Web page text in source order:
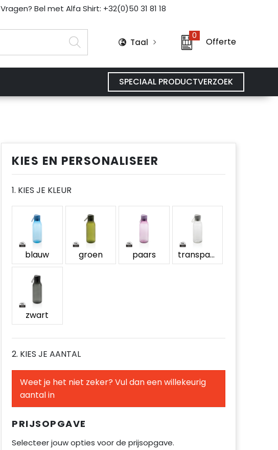
Vragen? Bel met Alfa Shirt: +32(0)50 31 81 18
Taal
0
Offerte
SPECIAAL PRODUCTVERZOEK
KIES EN PERSONALISEER
1. KIES JE KLEUR
blauw groen paars transparant
zwart
2. KIES JE AANTAL
Weet je het niet zeker? Vul dan een willekeurig
aantal in
PRIJSOPGAVE
Selecteer jouw opties voor de prijsopgave.